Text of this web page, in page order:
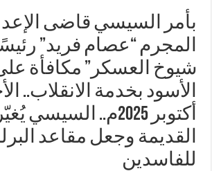
بأمر السيسي قاضى
المجرم “عصام فريد”
شيوخ العسكر” مكافأة
أكتوبر 2025م.. السيسي
القديمة وجعل مقاعد
للفاسدين